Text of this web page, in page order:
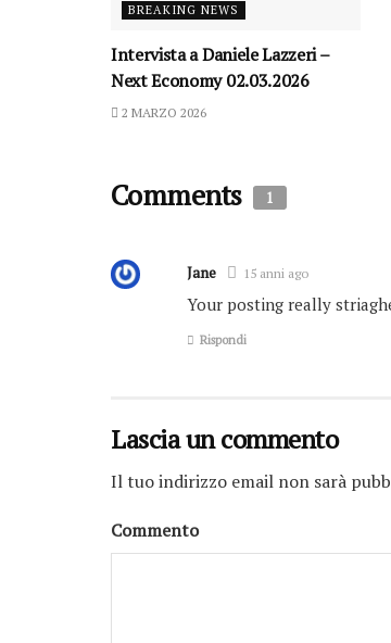
BREAKING NEWS
Intervista a Daniele Lazzeri –
Next Economy 02.03.2026
2 MARZO 2026
Comments 1
Jane 15 anni ago
Your posting really
Rispondi
Lascia un commento
Il tuo indirizzo email non sarà
Commento